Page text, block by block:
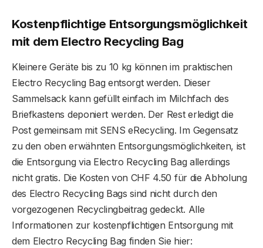
Kostenpflichtige Entsorgungsmöglichkeit
mit dem Electro Recycling Bag
Kleinere Geräte bis zu 10 kg können im praktischen
Electro Recycling Bag entsorgt werden. Dieser
Sammelsack kann gefüllt einfach im Milchfach des
Briefkastens deponiert werden. Der Rest erledigt die
Post gemeinsam mit SENS eRecycling. Im Gegensatz
zu den oben erwähnten Entsorgungsmöglichkeiten, ist
die Entsorgung via Electro Recycling Bag allerdings
nicht gratis. Die Kosten von CHF 4.50 für die Abholung
des Electro Recycling Bags sind nicht durch den
vorgezogenen Recyclingbeitrag gedeckt. Alle
Informationen zur kostenpflichtigen Entsorgung mit
dem Electro Recycling Bag finden Sie hier: